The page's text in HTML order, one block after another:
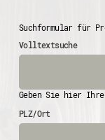
Suchformular für
Volltextsuche
Geben Sie hier
PLZ/Ort